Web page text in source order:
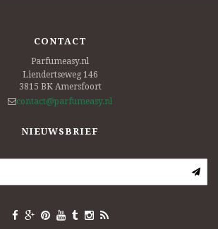
CONTACT
Parfumeasy.nl
Liendertseweg 146
3815 BK Amersfoort
contact@parfumeasy.nl
NIEUWSBRIEF